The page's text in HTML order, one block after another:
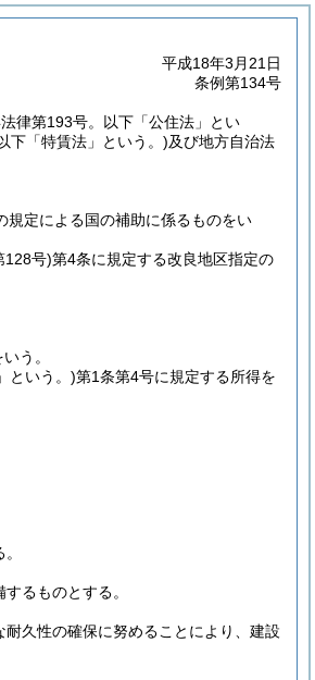
平成18年3月21日
条例第134号
律第193号。以下「公住法」とい
下「特賃法」という。)及び地方自治法
定による国の補助に係るものをい
128号)第4条に規定する改良地区指定の
う。
という。)第1条第4号に規定する所得を
るものとする。
久性の確保に努めることにより、建設